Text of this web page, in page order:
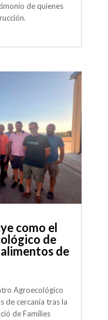
de quienes
como el
de
de
Agroecológico
de cercanía tras la
de Famílies